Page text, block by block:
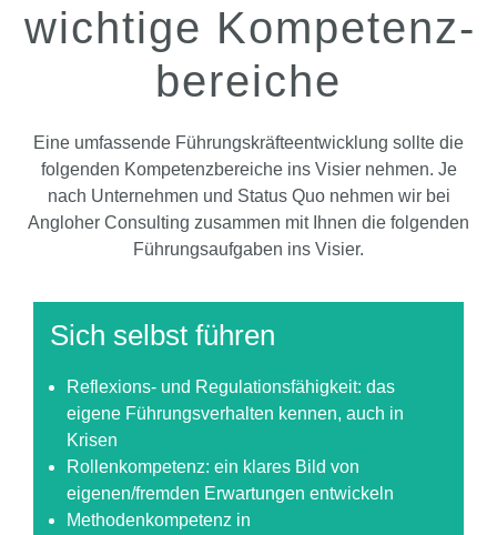
wichtige Kompetenz­
bereiche
Eine umfassende Führungskräfteentwicklung sollte die
folgenden Kompetenzbereiche ins Visier nehmen. Je
nach Unternehmen und Status Quo nehmen wir bei
Angloher Consulting zusammen mit Ihnen die folgenden
Führungsaufgaben ins Visier.
Sich selbst führen
Reflexions- und Regulationsfähigkeit: das
eigene Führungsverhalten kennen, auch in
Krisen
Rollenkompetenz: ein klares Bild von
eigenen/fremden Erwartungen entwickeln
Methodenkompetenz in